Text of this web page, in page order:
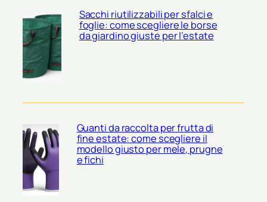
Sacchi riutilizzabili per sfalci e
foglie: come scegliere le borse
da giardino giuste per l’estate
Guanti da raccolta per frutta di
fine estate: come scegliere il
modello giusto per mele, prugne
e fichi